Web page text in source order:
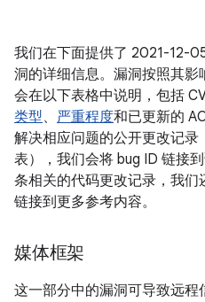
我们在下面提供了 2021-12-
洞的详细信息。漏洞按照其
会在以下表格中说明，包括
类型、 严重程度和已更新的
解决相应问题的公开更改记录
表），我们会将 bug ID 链接
条相关的代码更改记录，我们
链接到更多参考内容。
媒体框架
这一部分中的漏洞可导致远